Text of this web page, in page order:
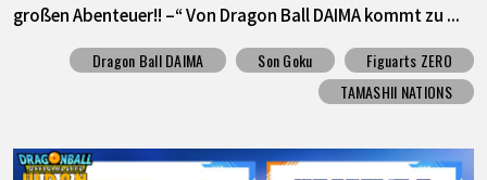
großen Abenteuer!! –“ Von Dragon Ball DAIMA kommt zu ...
Dragon Ball DAIMA Son Goku
Figuarts ZERO
TAMASHII NATIONS